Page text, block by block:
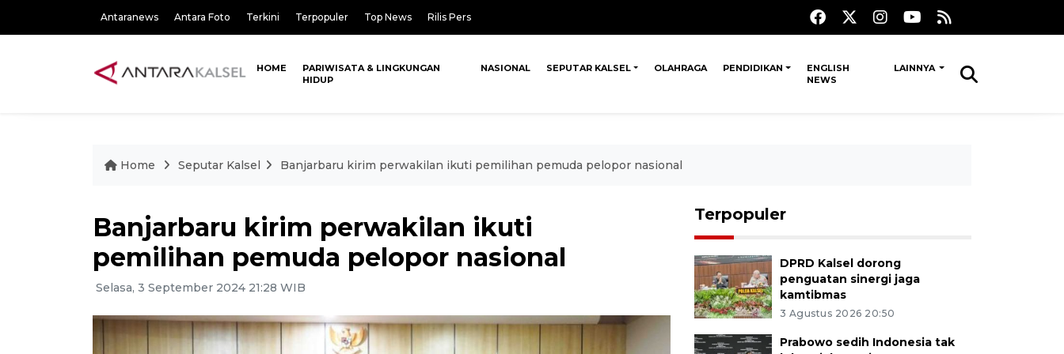
Antaranews Antara Foto Terkini Terpopuler Top News Rilis Pers
HOME
PARIWISATA & LINGKUNGAN
HIDUP
NASIONAL SEPUTAR KALSEL OLAHRAGA PENDIDIKAN
ENGLISH
NEWS
LAINNYA
Home Seputar Kalsel Banjarbaru kirim perwakilan ikuti pemilihan pemuda pelopor nasional
Banjarbaru kirim perwakilan ikuti
pemilihan pemuda pelopor nasional
Selasa, 3 September 2024 21:28 WIB
Terpopuler
DPRD Kalsel dorong
penguatan sinergi jaga
kamtibmas
3 Agustus 2026 20:50
Prabowo sedih Indonesia tak